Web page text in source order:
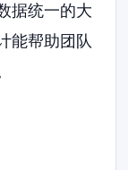
据统一的大
能帮助团队